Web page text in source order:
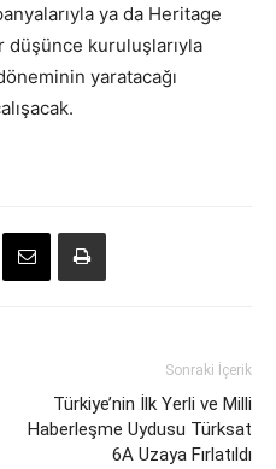
ya da Heritage
düşünce kuruluşlarıyla
yaratacağı
Sonraki İçerik
Türkiye’nin İlk Yerli ve Milli
Haberleşme Uydusu Türksat
6A Uzaya Fırlatıldı